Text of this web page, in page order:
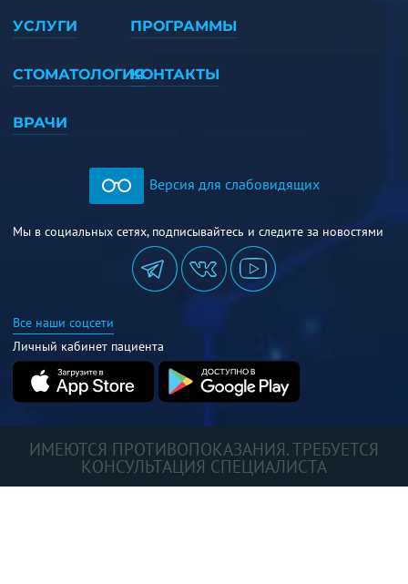
УСЛУГИ
СТОМАТОЛОГИЯ
ВРАЧИ
ПРОГРАММЫ
КОНТАКТЫ
Версия для слабовидящих
Мы в социальных сетях, подписывайтесь и следите за новостями
Все наши соцсети
Личный кабинет пациента
ИМЕЮТСЯ ПРОТИВОПОКАЗАНИЯ. ТРЕБУЕТСЯ
КОНСУЛЬТАЦИЯ СПЕЦИАЛИСТА